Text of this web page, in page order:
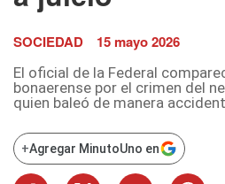
SOCIEDAD 15 mayo 2026
El oficial de la Federal
bonaerense por el crimen del
quien baleó de manera
+Agregar MinutoUno en